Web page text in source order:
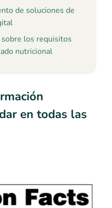
de soluciones de
los requisitos
nutricional
en todas las